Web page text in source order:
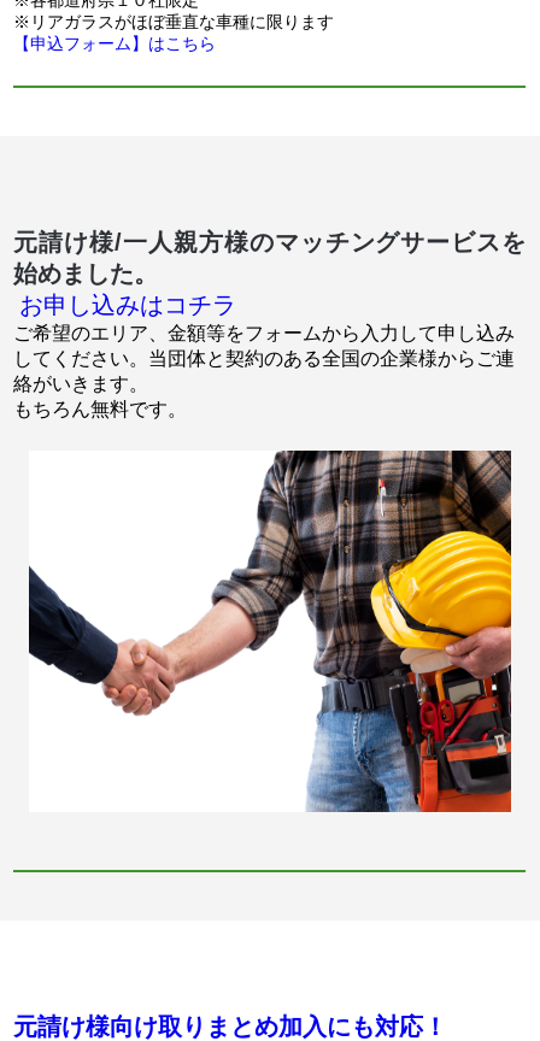
※リアガラスがほぼ垂直な車種に限ります
【申込フォーム】はこちら
元請け様/一人親方様のマッチングサービスを
始めました。
お申し込みはコチラ
ご希望のエリア、金額等をフォームから入力して申し込み
してください。当団体と契約のある全国の企業様からご連
絡がいきます。
もちろん無料です。
元請け様向け取りまとめ加入にも対応！